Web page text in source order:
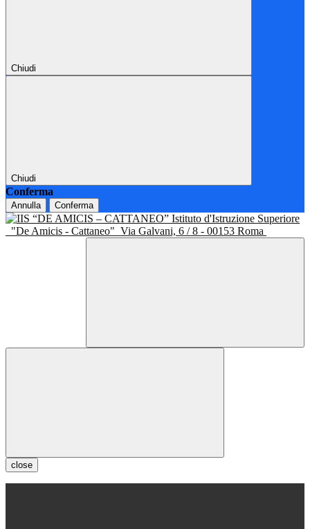
Chiudi
Chiudi
Conferma
Annulla Conferma
Istituto d'Istruzione Superiore
"De Amicis - Cattaneo" Via Galvani, 6 / 8 - 00153 Roma
close